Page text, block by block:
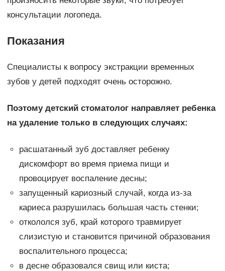
консультации логопеда.
Показания
Специалисты к вопросу экстракции временных
зубов у детей подходят очень осторожно.
Поэтому детский стоматолог направляет ребенка
на удаление только в следующих случаях:
расшатанный зуб доставляет ребенку
дискомфорт во время приема пищи и
провоцирует воспаление десны;
запущенный кариозный случай, когда из-за
кариеса разрушилась большая часть стенки;
откололся зуб, край которого травмирует
слизистую и становится причиной образования
воспалительного процесса;
в десне образовался свищ или киста;